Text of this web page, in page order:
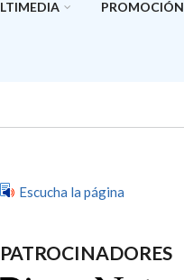
PROMOCIÓN
Escucha la página
PATROCINADORES